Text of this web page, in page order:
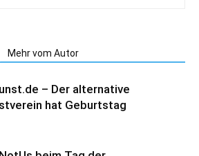
Mehr vom Autor
– Der alternative
hat Geburtstag